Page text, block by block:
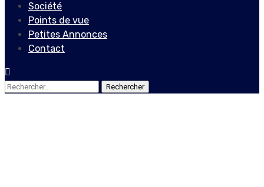
Société
Points de vue
Petites Annonces
Contact
Rechercher :